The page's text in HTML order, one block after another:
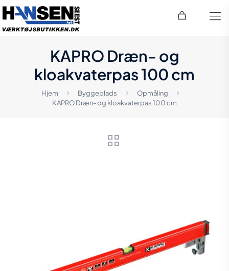
KAPRO Dræn- og
kloakvaterpas 100 cm
Hjem Byggeplads
Opmåling
KAPRO Dræn- og kloakvaterpas 100 cm